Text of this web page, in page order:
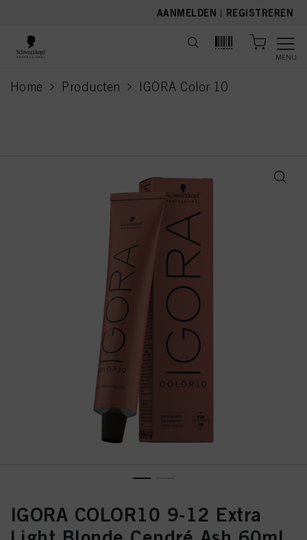
AANMELDEN | REGISTREREN
MENU
Home Producten IGORA Color 10
current page
IGORA COLOR10 9-12 Extra